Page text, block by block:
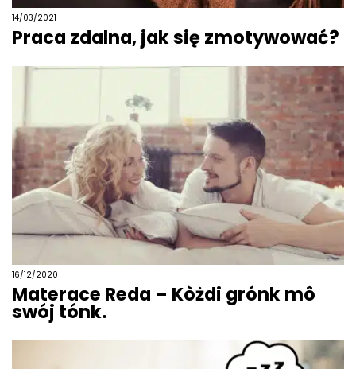
14/03/2021
Praca zdalna, jak się zmotywować?
16/12/2020
Materace Reda – Kòżdi grónk mô
swój tónk.